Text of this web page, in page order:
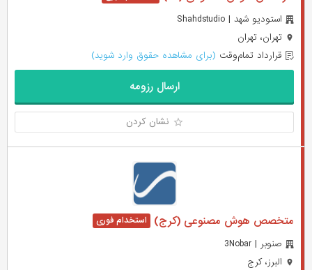
استودیو شهد | Shahdstudio
تهران، تهران
قرارداد تمام‌وقت (برای مشاهده حقوق وارد شوید)
ارسال رزومه
نشان کردن
متخصص هوش مصنوعی (کرج)
صنوبر | 3Nobar
البرز، کرج